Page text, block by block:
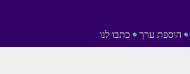
הוספת ערך כתבו לנו